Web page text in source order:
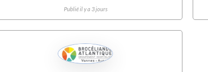
Publié il y a 3 jours